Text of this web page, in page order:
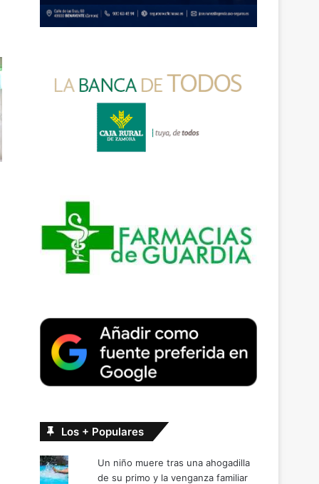
Los + Populares
Un niño muere tras una ahogadilla
de su primo y la venganza familiar